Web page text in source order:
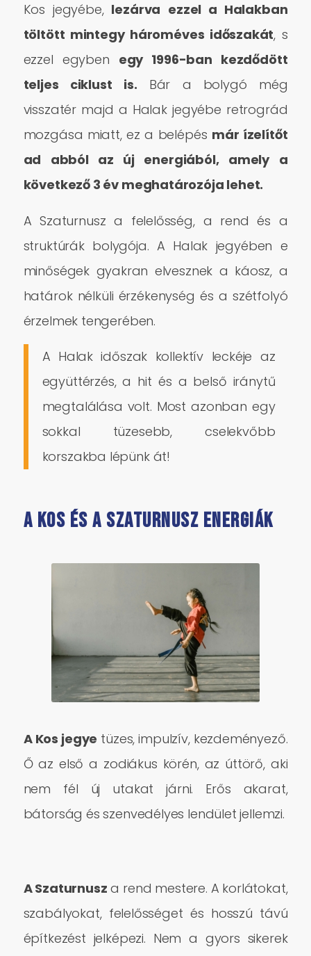
Kos jegyébe, lezárva ezzel a Halakban
töltött mintegy hároméves időszakát, s
ezzel egyben egy 1996-ban kezdődött
teljes ciklust is. Bár a bolygó még
visszatér majd a Halak jegyébe retrográd
mozgása miatt, ez a belépés már ízelítőt
ad abból az új energiából, amely a
következő 3 év meghatározója lehet.
A Szaturnusz a felelősség, a rend és a
struktúrák bolygója. A Halak jegyében e
minőségek gyakran elvesznek a káosz, a
határok nélküli érzékenység és a szétfolyó
érzelmek tengerében.
A Halak időszak kollektív leckéje az
együttérzés, a hit és a belső iránytű
megtalálása volt. Most azonban egy
sokkal tüzesebb, cselekvőbb
korszakba lépünk át!
A Kos és a Szaturnusz energiák
A Kos jegye tüzes, impulzív, kezdeményező.
Ő az első a zodiákus körén, az úttörő, aki
nem fél új utakat járni. Erős akarat,
bátorság és szenvedélyes lendület jellemzi.
A Szaturnusz a rend mestere. A korlátokat,
szabályokat, felelősséget és hosszú távú
építkezést jelképezi. Nem a gyors sikerek